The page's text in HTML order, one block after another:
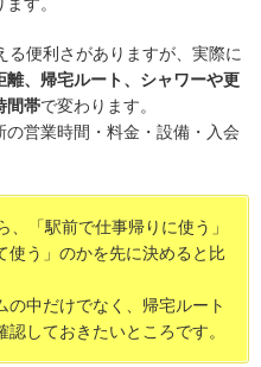
る便利さがありますが、実際に
離、帰宅ルート、シャワーや更
間帯で変わります。
営業時間・料金・設備・入会
「駅前で仕事帰りに使う」
使う」のかを先に決めると比
中だけでなく、帰宅ルート
しておきたいところです。